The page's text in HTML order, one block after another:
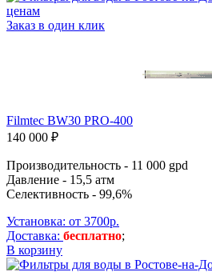
Заказ в один клик
Filmtec BW30 PRO-400
140 000 ₽
Производительность - 11 000 gpd
Давление - 15,5 атм
Селективность - 99,6%
Установка: от 3700р.
Доставка: бесплатно;
В корзину